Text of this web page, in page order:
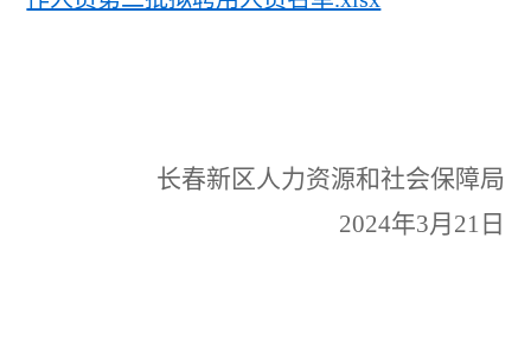
长春新区人力资源和社会保障局
2024年3月 21 日